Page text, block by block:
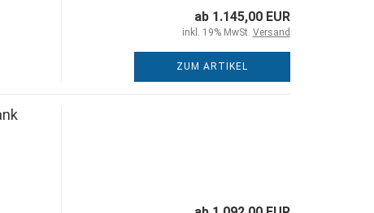
ab 1.145,00 EUR
inkl. 19% MwSt. Versand
ZUM ARTIKEL